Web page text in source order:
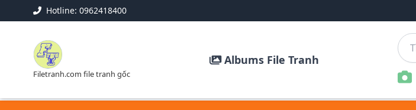
Hotline: 0962418400
Filetranh.com file tranh gốc
Albums File Tranh